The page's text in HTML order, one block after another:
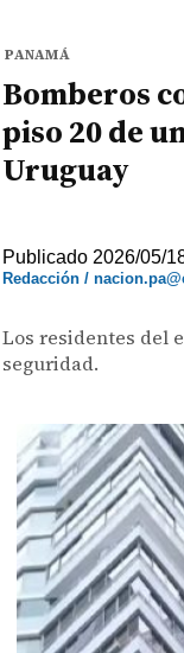
PANAMÁ
Bomberos
piso 20 de
Uruguay
Publicado 2026/05/
Redacción /
Los residentes del
seguridad.